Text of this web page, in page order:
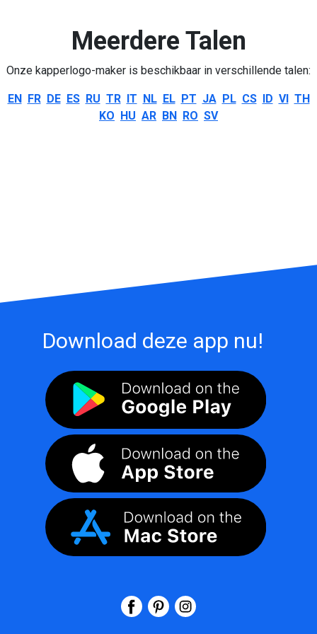
Meerdere Talen
Onze kapperlogo-maker is beschikbaar in verschillende talen:
EN FR DE ES RU TR IT NL EL PT JA PL CS ID VI TH
KO HU AR BN RO SV
Download deze app nu!